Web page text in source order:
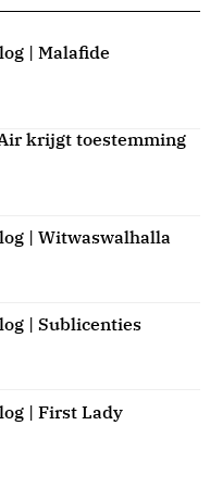
| Malafide
krijgt toestemming
| Witwaswalhalla
| Sublicenties
| First Lady